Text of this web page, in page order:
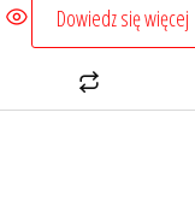
wynosiła:
79,00 zł.
wynosi:
63,20 zł.
Dowiedz się więcej